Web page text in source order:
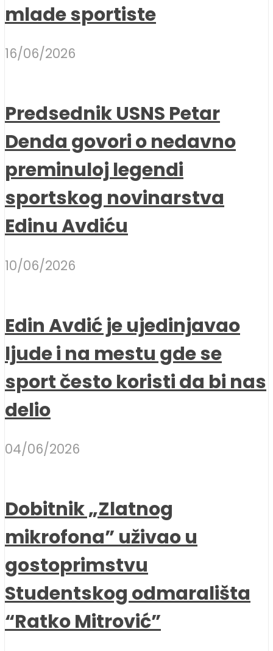
mlade sportiste
16/06/2026
Predsednik USNS Petar
Denda govori o nedavno
preminuloj legendi
sportskog novinarstva
Edinu Avdiću
10/06/2026
Edin Avdić je ujedinjavao
ljude i na mestu gde se
sport često koristi da bi nas
delio
04/06/2026
Dobitnik „Zlatnog
mikrofona” uživao u
gostoprimstvu
Studentskog odmarališta
“Ratko Mitrović”